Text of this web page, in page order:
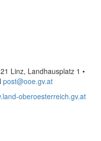
Linz, Landhausplatz 1 •
post@ooe.gv.at
oberoesterreich.gv.at